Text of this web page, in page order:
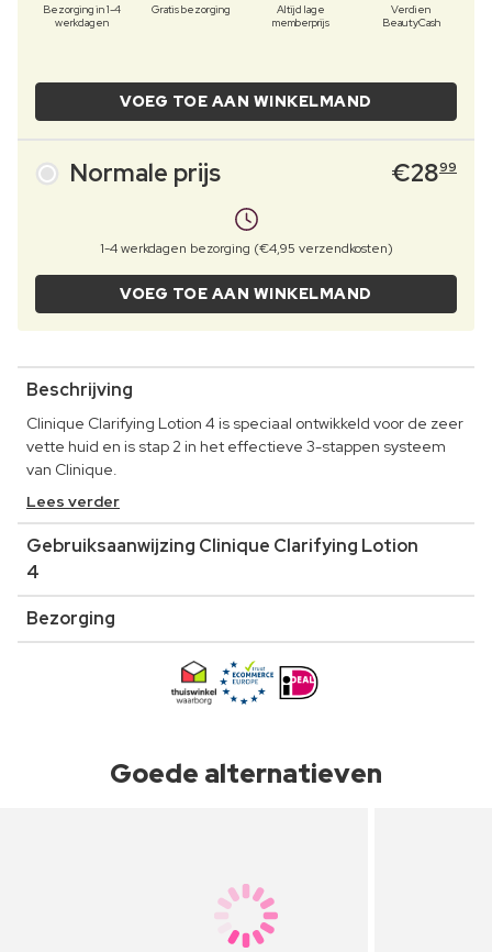
Bezorging in 1-4
werkdagen
Gratis bezorging
Altijd lage
memberprijs
Verdien
BeautyCash
VOEG TOE AAN WINKELMAND
Normale prijs €2899
1-4 werkdagen bezorging (€4,95 verzendkosten)
VOEG TOE AAN WINKELMAND
Beschrijving
Clinique Clarifying Lotion 4 is speciaal ontwikkeld voor de zeer
vette huid en is stap 2 in het effectieve 3-stappen systeem
van Clinique.
Lees verder
Gebruiksaanwijzing Clinique Clarifying Lotion
4
Bezorging
Goede alternatieven